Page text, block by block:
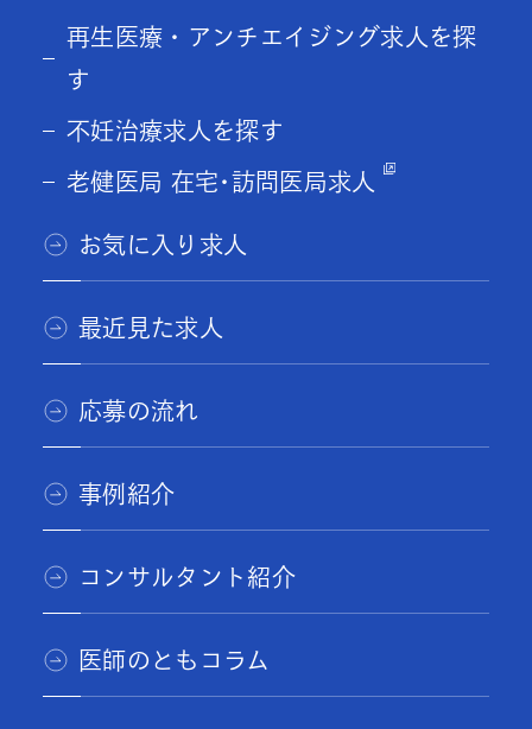
再生医療・アンチエイジング求人を探
す
不妊治療求人を探す
老健医局 在宅･訪問医局求人
お気に入り求人
最近見た求人
応募の流れ
事例紹介
コンサルタント紹介
医師のともコラム